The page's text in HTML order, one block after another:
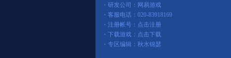
・研发公司：网易游戏
・客服电话：020-83918169
・注册帐号： 点击注册
・下载游戏： 点击下载
・专区编辑：秋水锦瑟